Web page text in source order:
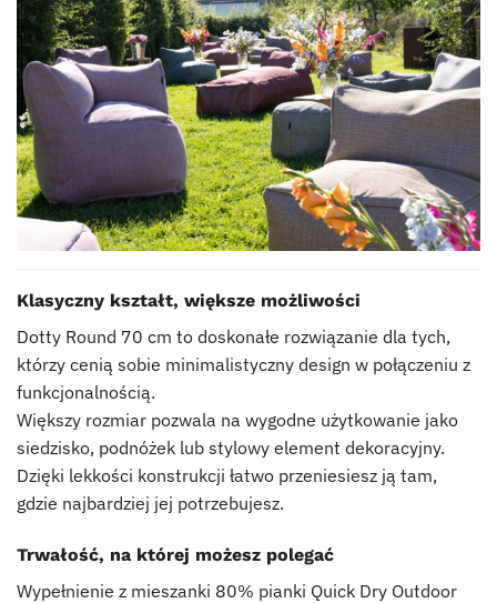
Klasyczny kształt, większe możliwości
Dotty Round 70 cm to doskonałe rozwiązanie dla tych,
którzy cenią sobie minimalistyczny design w połączeniu z
funkcjonalnością.
Większy rozmiar pozwala na wygodne użytkowanie jako
siedzisko, podnóżek lub stylowy element dekoracyjny.
Dzięki lekkości konstrukcji łatwo przeniesiesz ją tam,
gdzie najbardziej jej potrzebujesz.
Trwałość, na której możesz polegać
Wypełnienie z mieszanki 80% pianki Quick Dry Outdoor